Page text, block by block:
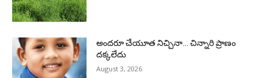
అందరూ చేయూత నిచ్చినా… చిన్నారి ప్రాణం
దక్కలేదు
August 3, 2026